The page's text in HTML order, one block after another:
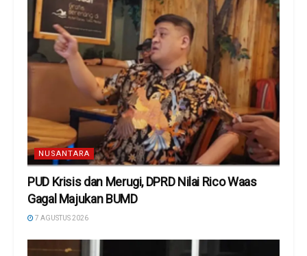
NUSANTARA
PUD Krisis dan Merugi, DPRD Nilai Rico Waas
Gagal Majukan BUMD
7 AGUSTUS 2026